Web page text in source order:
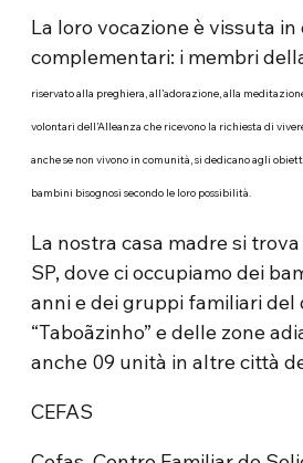
La loro vocazione è vissuta
complementari: i membri
riservato alla preghiera, all’adorazione, alla
volontari dell’Alleanza che ricevono la richiesta di
anche se non vivono in comunità, si dedicano agli
bambini bisognosi secondo le loro possibilità.
La nostra casa madre si
SP, dove ci occupiamo dei
anni e dei gruppi familiari del
“Taboãzinho” e delle zone
anche 09 unità in altre città
CEFAS